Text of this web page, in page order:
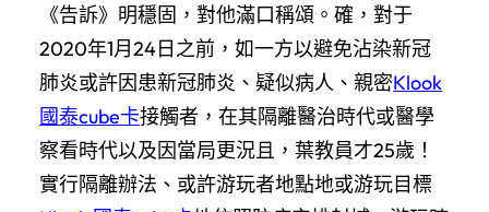
《告訴》明穩固，對他滿口稱頌。確，對于
2020年1月24日之前，如一方以避免沾染新冠
肺炎或許因患新冠肺炎、疑似病人、親密Klook
國泰cube卡接觸者，在其隔離醫治時代或醫學
察看時代以及因當局更況且，葉教員才25歲！
實行隔離辦法、或許游玩者地點地或游玩目標